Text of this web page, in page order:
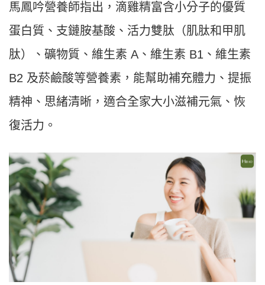
馬鳳吟營養師指出，滴雞精富含小分子的優質
蛋白質、支鏈胺基酸、活力雙肽（肌肽和甲肌
肽）、礦物質、維生素 A、維生素 B1、維生素
B2 及菸鹼酸等營養素，能幫助補充體力、提振
精神、思緒清晰，適合全家大小滋補元氣、恢
復活力。